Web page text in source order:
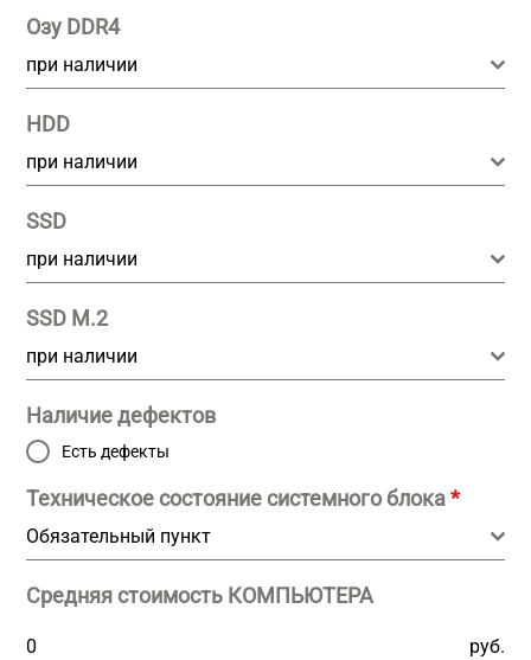
Озу DDR4
при наличии
HDD
при наличии
SSD
при наличии
SSD M.2
при наличии
Наличие дефектов
Есть дефекты
Техническое состояние системного блока*
Обязательный пункт
Средняя стоимость КОМПЬЮТЕРА
руб.